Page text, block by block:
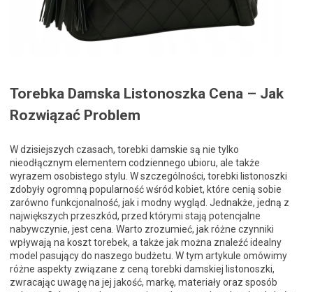
Torebka Damska Listonoszka Cena – Jak
Rozwiązać Problem
W dzisiejszych czasach, torebki damskie są nie tylko
nieodłącznym elementem codziennego ubioru, ale także
wyrazem osobistego stylu. W szczególności, torebki listonoszki
zdobyły ogromną popularność wśród kobiet, które cenią sobie
zarówno funkcjonalność, jak i modny wygląd. Jednakże, jedną z
największych przeszkód, przed którymi stają potencjalne
nabywczynie, jest cena. Warto zrozumieć, jak różne czynniki
wpływają na koszt torebek, a także jak można znaleźć idealny
model pasujący do naszego budżetu. W tym artykule omówimy
różne aspekty związane z ceną torebki damskiej listonoszki,
zwracając uwagę na jej jakość, markę, materiały oraz sposób